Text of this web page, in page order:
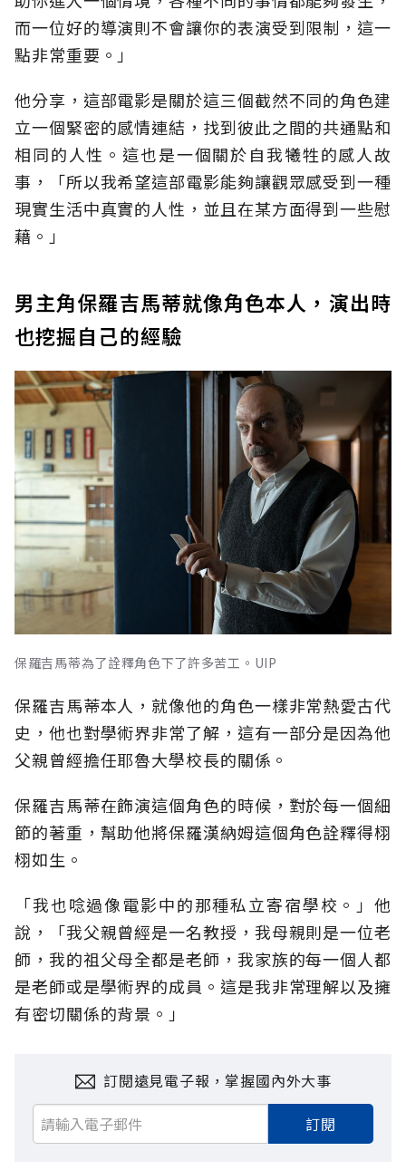
而一位好的導演則不會讓你的表演受到限制，這一
點非常重要。」
他分享，這部電影是關於這三個截然不同的角色建
立一個緊密的感情連結，找到彼此之間的共通點和
相同的人性。這也是一個關於自我犧牲的感人故
事，「所以我希望這部電影能夠讓觀眾感受到一種
現實生活中真實的人性，並且在某方面得到一些慰
藉。」
男主角保羅吉馬蒂就像角色本人，演出時
也挖掘自己的經驗
保羅吉馬蒂為了詮釋角色下了許多苦工。UIP
保羅吉馬蒂本人，就像他的角色一樣非常熱愛古代
史，他也對學術界非常了解，這有一部分是因為他
父親曾經擔任耶魯大學校長的關係。
保羅吉馬蒂在飾演這個角色的時候，對於每一個細
節的著重，幫助他將保羅漢納姆這個角色詮釋得栩
栩如生。
「我也唸過像電影中的那種私立寄宿學校。」他
說，「我父親曾經是一名教授，我母親則是一位老
師，我的祖父母全都是老師，我家族的每一個人都
是老師或是學術界的成員。這是我非常理解以及擁
有密切關係的背景。」
訂閱遠見電子報，掌握國內外大事
訂閱